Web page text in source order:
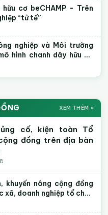
cơ beCHAMP - Trên
“tử tế”
nghiệp và Môi trường
hình chanh dây hữu cơ
· Hội thảo · Phiên chợ
nghiệp CNC
XEM THÊM »
cố, kiện toàn Tổ
đồng trên địa bàn
khuyến nông cộng đồng
xã, doanh nghiệp tổ chức